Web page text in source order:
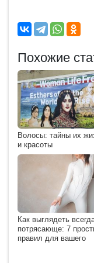
Похожие
Волосы: тайны их
и красоты
Как выглядеть
потрясающе: 7
правил для вашего